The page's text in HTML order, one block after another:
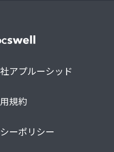
アプルーシッド
規約
ーポリシー